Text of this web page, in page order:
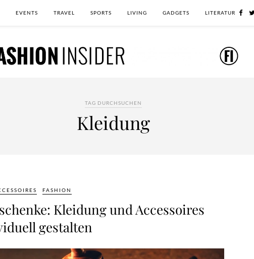
EVENTS TRAVEL SPORTS LIVING GADGETS LITERATUR
TAG DURCHSUCHEN
Kleidung
FASHION
Kleidung und Accessoires
gestalten